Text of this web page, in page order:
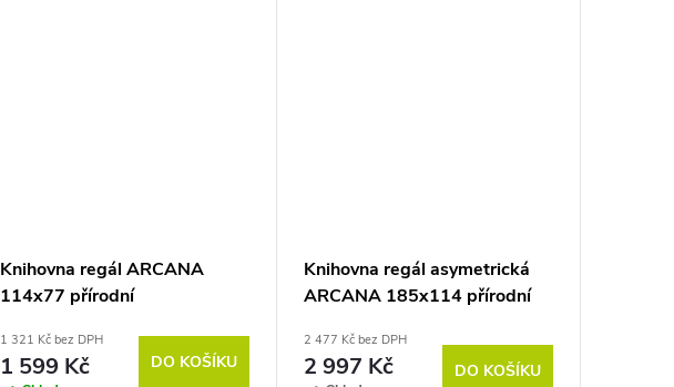
Knihovna regál ARCANA
114x77 přírodní
1 321 Kč bez DPH
1 599 Kč DO KOŠÍKU
Knihovna regál asymetrická
ARCANA 185x114 přírodní
2 477 Kč bez DPH
2 997 Kč DO KOŠÍKU